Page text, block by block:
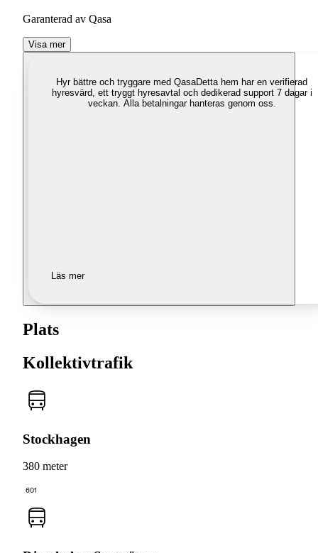
Garanterad av Qasa
Visa mer
Hyr bättre och tryggare med QasaDetta hem har en verifierad
hyresvärd, ett tryggt hyresavtal och dedikerad support 7 dagar i
veckan. Alla betalningar hanteras genom oss.
Läs mer
Plats
Kollektivtrafik
Stockhagen
380 meter
601